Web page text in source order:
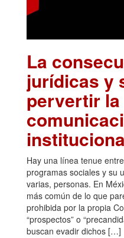
La
jurídicas y
pervertir la
Hay una línea tenue
programas sociales y su
varias, personas. En
más común de lo que
prohibida por la propia
“prospectos” o
buscan evadir dichos […]